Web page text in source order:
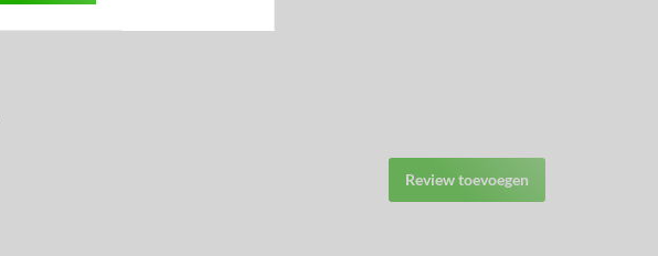
Review toevoegen